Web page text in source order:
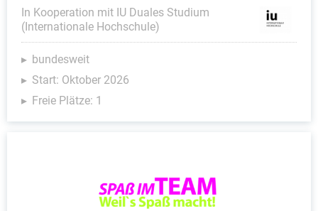
In Kooperation mit IU Duales Studium
(Internationale Hochschule)
bundesweit
Start: Oktober 2026
Freie Plätze: 1